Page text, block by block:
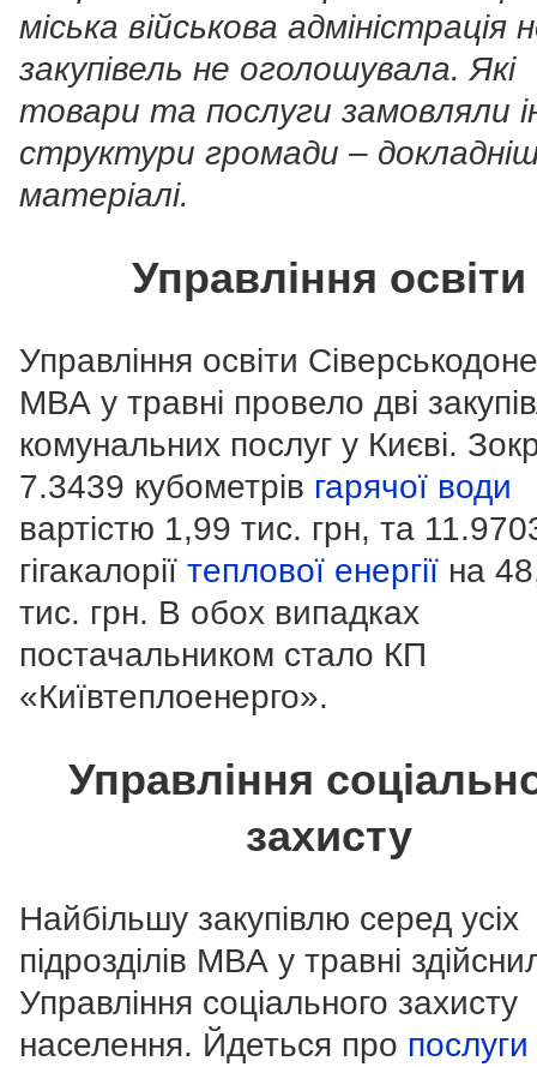
міська військова адміністрація
закупівель не оголошувала. Які
товари та послуги замовляли
структури громади –
матеріалі.
Управління освіти
Управління освіти
МВА у травні провело дві
комунальних послуг у Києві.
7.3439 кубометрів гарячої води
вартістю 1,99 тис. грн, та
гігакалорії теплової енергії на
тис. грн. В обох випадках
постачальником стало КП
«Київтеплоенерго».
Управління
захисту
Найбільшу закупівлю серед усіх
підрозділів МВА у травні
Управління соціального захисту
населення. Йдеться про послуги